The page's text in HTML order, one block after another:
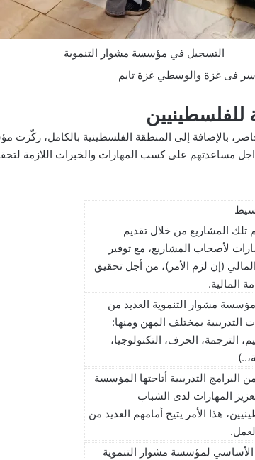
التسجيل في مؤسسة مشوار التنموية
فى غزة والوسطي غزة تايم
بالإضافة إلى المنطقة الفلسطينية بالكامل، ركّزت
مساعدتهم على كسب المهارات والخبرات اللازمة
تلك المشاريع من خلال تقديم
لأصحاب المشاريع، مع توفير
(إن لزم الأمر)، من أجل تحقيق
المالية.
مشوار التنموية العديد من
التدريبية بمختلف المهن ومنها:
الترجمة، الحرف، التكنولوجيا،
البرامج التدريبية أتاحتها المؤسسة
المهارات لدى الشباب
هذا الأمر يتيح أمامهم العديد من
لمؤسسة مشوار التنموية